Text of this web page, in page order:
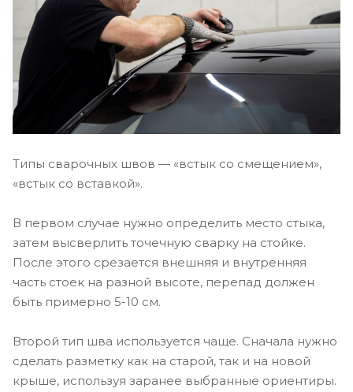
Типы сварочных швов — «встык со смещением»,
«встык со вставкой».
В первом случае нужно определить место стыка,
затем высверлить точечную сварку на стойке.
После этого срезается внешняя и внутренняя
часть стоек на разной высоте, перепад должен
быть примерно 5-10 см.
Второй тип шва используется чаще. Сначала нужно
сделать разметку как на старой, так и на новой
крыше, используя заранее выбранные ориентиры.